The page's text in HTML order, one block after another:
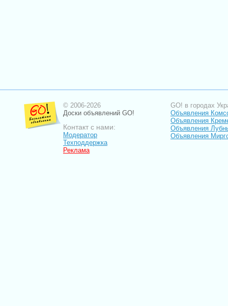
© 2006-2026
Доски объявлений GO!
Контакт с нами:
Модератор
Техподдержка
Реклама
GO! в городах
Объявления
Объявления
Объявления
Объявления